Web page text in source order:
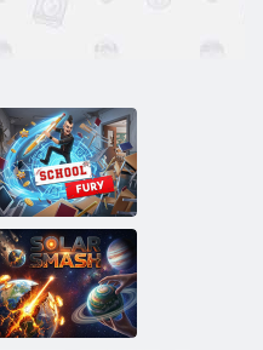
Školní vztek